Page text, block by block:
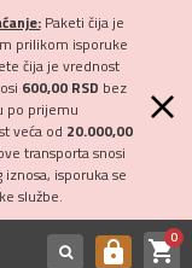
Paketi čija je
prilikom isporuke
čija je vrednost
600,00 RSD bez
po prijemu
veća od 20.000,00
transporta snosi
isporuka se
službe.
https shopping_cart0